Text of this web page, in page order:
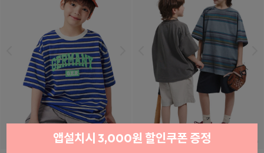
앱설치시 3,000원 할인쿠폰 증정